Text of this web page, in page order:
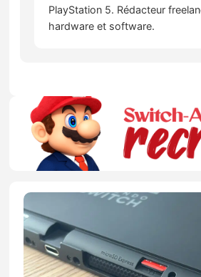
PlayStation 5. Rédacteur
hardware et software.